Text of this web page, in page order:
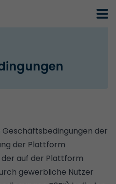
Geschäftsbedingungen der
der Plattform
der auf der Plattform
gewerbliche Nutzer